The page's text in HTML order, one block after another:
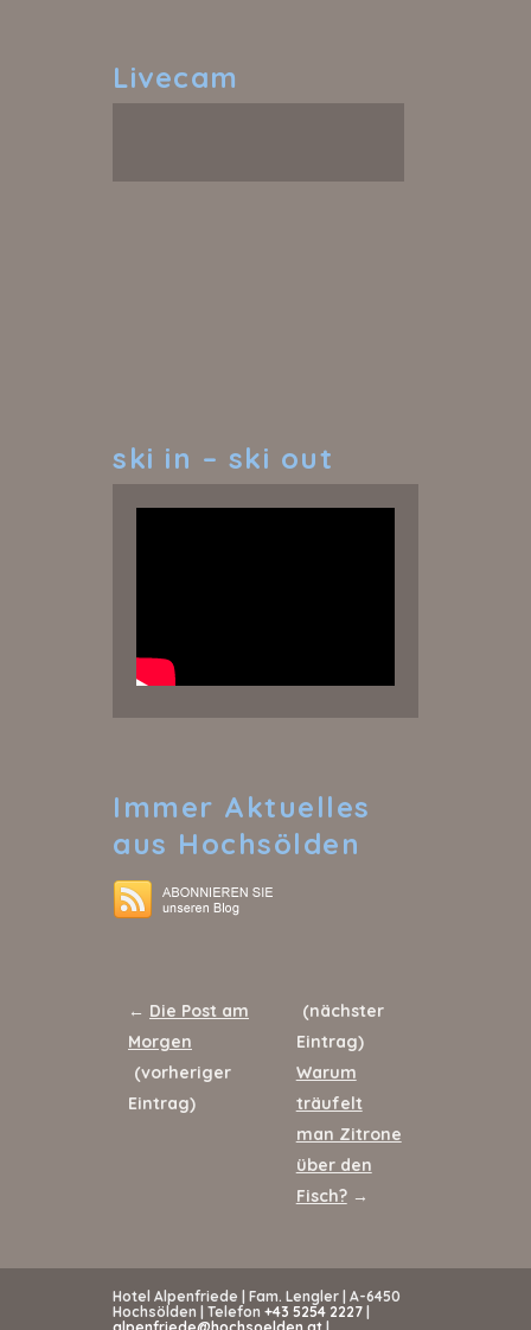
Livecam
ski in – ski out
Immer Aktuelles
aus Hochsölden
← Die Post am
Morgen
(vorheriger
Eintrag)
(nächster
Eintrag)
Warum
träufelt
man Zitrone
über den
Fisch?→
Hotel Alpenfriede | Fam. Lengler | A-6450
Hochsölden | Telefon +43 5254 2227 |